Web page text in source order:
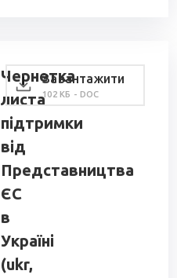
Чернетка
листа
підтримки
від
Представництва
ЄС
в
Україні
(ukr,
Завантажити
102 КБ - DOC